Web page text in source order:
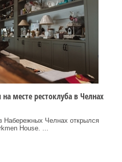
месте рестоклуба в Челнах
Набережных Челнах открылся
House. ...